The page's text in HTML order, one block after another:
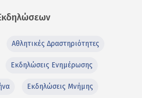
Αθλητικές Δραστηριότητες
Εκδηλώσεις Ενημέρωσης
Εκδηλώσεις Μνήμης